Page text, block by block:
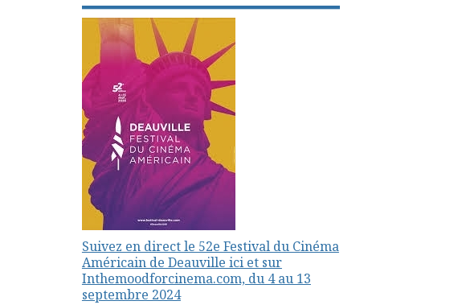
Suivez en direct le 52e Festival du Cinéma
Américain de Deauville ici et sur
Inthemoodforcinema.com, du 4 au 13
septembre 2024